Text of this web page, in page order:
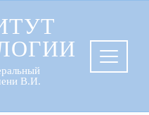
В.И.